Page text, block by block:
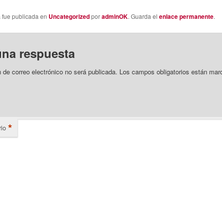
fue publicada en UncategorizedporadminOK. Guarda el enlace permanente.
respuesta
de correo electrónico no será publicada. Los campos obligatorios están
*